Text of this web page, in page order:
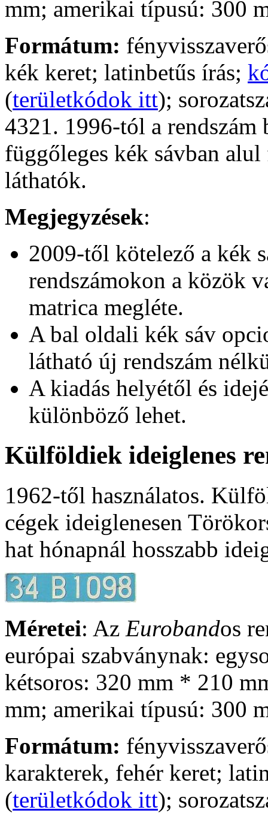
mm; amerikai típusú: 300
Formátum:
kék keret; latinbetűs írás;
(területkódok itt);
4321. 1996-tól a rendszám
függőleges kék sávban
láthatók.
Megjegyzések:
2009-től kötelező a kék
rendszámokon a közök
matrica megléte.
A bal oldali kék sáv
látható új rendszám
A kiadás helyétől és
különböző lehet.
Külföldiek ideiglenes
1962-től használatos.
cégek ideiglenesen
hat hónapnál hosszabb
Méretei: Az Eurobandos
európai szabványnak:
kétsoros: 320 mm * 210
mm; amerikai típusú: 300
Formátum:
karakterek, fehér keret;
(területkódok itt);